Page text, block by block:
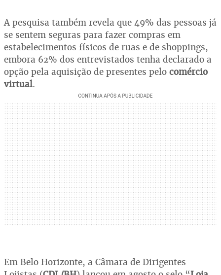
A pesquisa também revela que 49% das pessoas já
se sentem seguras para fazer compras em
estabelecimentos físicos de ruas e de shoppings,
embora 62% dos entrevistados tenha declarado a
opção pela aquisição de presentes pelo comércio
virtual.
Em Belo Horizonte, a Câmara de Dirigentes